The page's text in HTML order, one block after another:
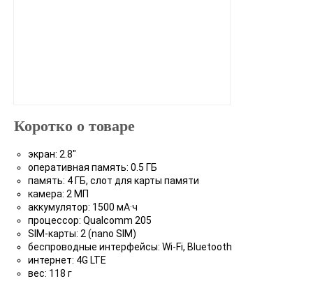
Коротко о товаре
экран: 2.8"
оперативная память: 0.5 ГБ
память: 4 ГБ, слот для карты памяти
камера: 2 МП
аккумулятор: 1500 мА·ч
процессор: Qualcomm 205
SIM-карты: 2 (nano SIM)
беспроводные интерфейсы: Wi-Fi, Bluetooth
интернет: 4G LTE
вес: 118 г